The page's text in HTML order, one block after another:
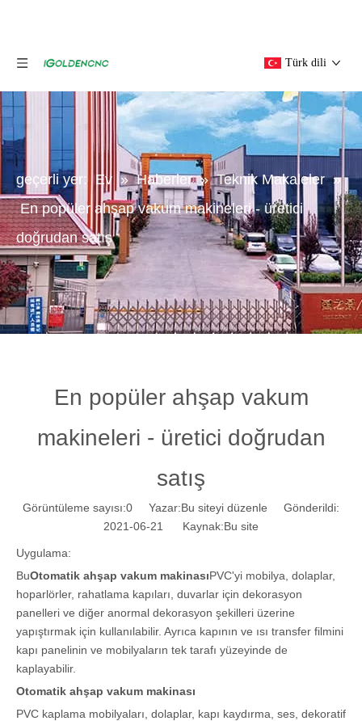
Türk dili
geçerli yer: Ev » Haberler » Teknik Makaleler »
En popüler ahşap vakum makineleri - üretici
doğrudan satış
En popüler ahşap vakum
makineleri - üretici doğrudan
satış
Görüntüleme sayısı:0 Yazar:Bu siteyi düzenle Gönderildi:
2021-06-21 Kaynak:Bu site
Uygulama:
BuOtomatik ahşap vakum makinasıPVC'yi mobilya, dolaplar,
hoparlörler, rahatlama kapıları, duvarlar için dekorasyon
panelleri ve diğer anormal dekorasyon şekilleri üzerine
yapıştırmak için kullanılabilir. Ayrıca kapının ve ısı transfer filmini
kapı panelinin ve mobilyaların tek tarafı yüzeyinde de
kaplayabilir.
Otomatik ahşap vakum makinası
PVC kaplama mobilyaları, dolaplar, kapı kaydırma, ses, dekoratif